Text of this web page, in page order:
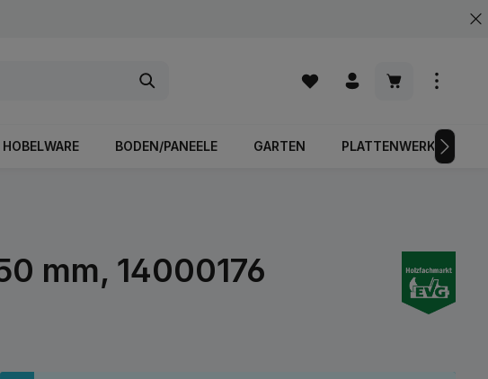
Warenkorb
HOBELWARE BODEN/PANEELE GARTEN PLATTENWERKSTOFFE
mm, 14000176